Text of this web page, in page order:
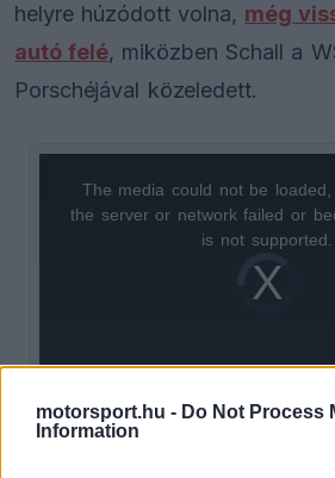
motorsport.hu - Do Not Process
Information
helyre húzódott volna, még
autó felé, miközben Schall a
Porschéjával közeledett.
Video
Player
loading.
The media could not be
the server or network failed or
is not supported.